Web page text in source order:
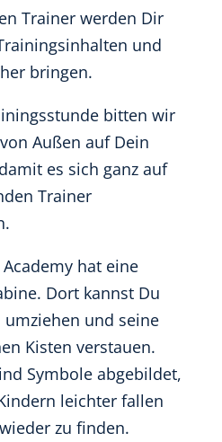
Trainer werden Dir
und
bringen.
bitten wir
Außen auf Dein
es sich ganz auf
Trainer
hat eine
Dort kannst Du
und seine
Kisten verstauen.
Symbole abgebildet,
leichter fallen
zu finden.